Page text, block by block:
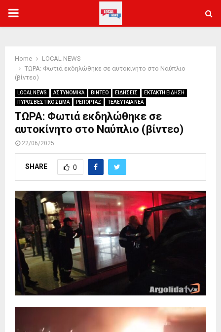
PRIMARY
Home
LOCAL NEWS
ΤΩΡΑ: Φωτιά εκδηλώθηκε σε αυτοκίνητο στο Ναύπλιο
(βίντεο)
LOCAL NEWS ΑΣΤΥΝΟΜΙΚΑ ΒΙΝΤΕΟ ΕΙΔΗΣΕΙΣ
ΕΚΤΑΚΤΗ ΕΙΔΗΣΗ
ΠΥΡΟΣΒΕΣΤΙΚΟ ΣΩΜΑ
ΡΕΠΟΡΤΑΖ ΤΕΛΕΥΤΑΙΑ ΝΕΑ
ΤΩΡΑ: Φωτιά εκδηλώθηκε σε
αυτοκίνητο στο Ναύπλιο (βίντεο)
22/06/2025
SHARE 0